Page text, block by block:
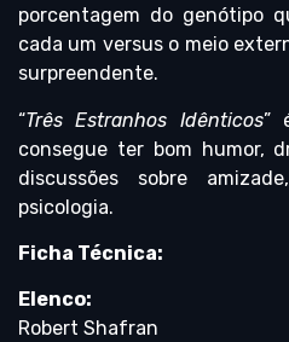
porcentagem do genótipo
cada um versus o meio
surpreendente.
“Três Estranhos Idênticos”
consegue ter bom humor,
discussões sobre
psicologia.
Ficha Técnica:
Elenco:
Robert Shafran